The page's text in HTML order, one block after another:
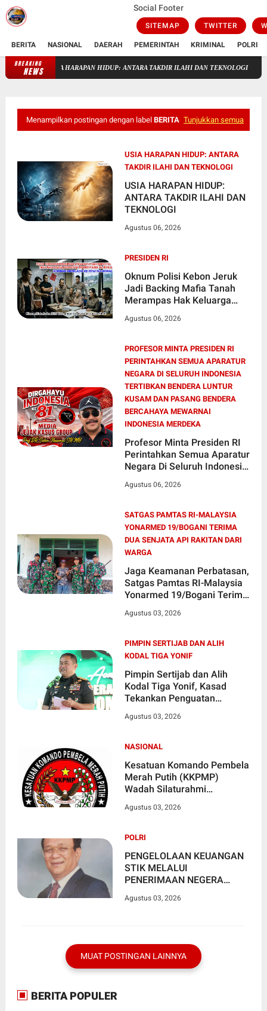
Social Footer
SITEMAP TWITTER
BERITA NASIONAL DAERAH PEMERINTAH KRIMINAL POLRI
BREAKING
NEWS
USIA HARAPAN HIDUP: ANTARA TAKDIR ILAHI DAN TEKNOLOGI Oknum Polisi
Menampilkan postingan dengan label BERITA Tunjukkan semua
USIA HARAPAN HIDUP: ANTARA
TAKDIR ILAHI DAN TEKNOLOGI
USIA HARAPAN HIDUP:
ANTARA TAKDIR ILAHI DAN
TEKNOLOGI
Agustus 06, 2026
PRESIDEN RI
Oknum Polisi Kebon Jeruk
Jadi Backing Mafia Tanah
Merampas Hak Keluarga
Agustus 06, 2026
PROFESOR MINTA PRESIDEN RI
PERINTAHKAN SEMUA APARATUR
NEGARA DI SELURUH INDONESIA
TERTIBKAN BENDERA LUNTUR
KUSAM DAN PASANG BENDERA
BERCAHAYA MEWARNAI
INDONESIA MERDEKA
Profesor Minta Presiden RI
Perintahkan Semua Aparatur
Negara Di Seluruh Indonesia
kusam dan Pasang Bendera
Indonesia Merdeka !!!
Agustus 06, 2026
SATGAS PAMTAS RI-MALAYSIA
YONARMED 19/BOGANI TERIMA
DUA SENJATA API RAKITAN DARI
WARGA
Jaga Keamanan Perbatasan,
Satgas Pamtas RI-Malaysia
Yonarmed 19/Bogani Terima
Warga
Agustus 03, 2026
PIMPIN SERTIJAB DAN ALIH
KODAL TIGA YONIF
Pimpin Sertijab dan Alih
Kodal Tiga Yonif, Kasad
Tekankan Penguatan
Agustus 03, 2026
NASIONAL
Kesatuan Komando Pembela
Merah Putih (KKPMP)
Wadah Silaturahmi
Agustus 03, 2026
POLRI
PENGELOLAAN KEUANGAN
STIK MELALUI
PENERIMAAN NEGERA
Agustus 03, 2026
MUAT POSTINGAN LAINNYA
BERITA POPULER